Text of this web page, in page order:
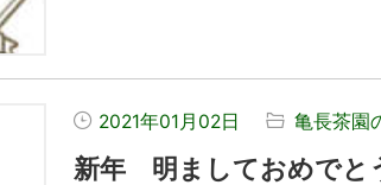
2021年01月02日 亀長茶園
新年 明ましておめでと